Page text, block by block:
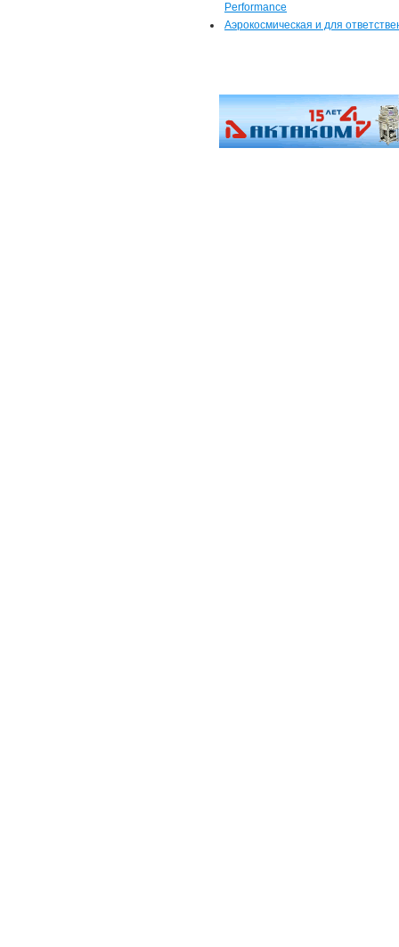
Performance
Аэрокосмическая и для